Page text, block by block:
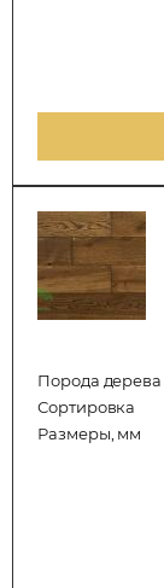
Порода дерева
Сортировка
Размеры, мм